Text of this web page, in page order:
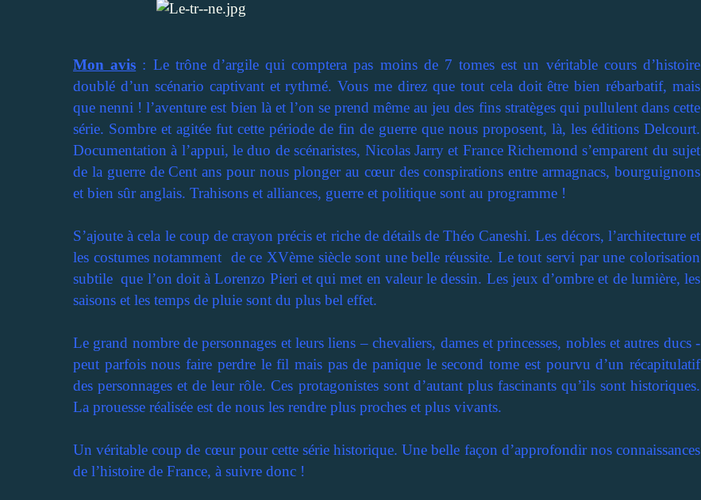
Mon avis : Le trône d’argile qui comptera pas moins de 7 tomes est un véritable cours d’histoire
doublé d’un scénario captivant et rythmé. Vous me direz que tout cela doit être bien rébarbatif, mais
que nenni ! l’aventure est bien là et l’on se prend même au jeu des fins stratèges qui pullulent dans cette
série. Sombre et agitée fut cette période de fin de guerre que nous proposent, là, les éditions Delcourt.
Documentation à l’appui, le duo de scénaristes, Nicolas Jarry et France Richemond s’emparent du sujet
de la guerre de Cent ans pour nous plonger au cœur des conspirations entre armagnacs, bourguignons
et bien sûr anglais. Trahisons et alliances, guerre et politique sont au programme !
S’ajoute à cela le coup de crayon précis et riche de détails de Théo Caneshi. Les décors, l’architecture et
les costumes notamment de ce XVème siècle sont une belle réussite. Le tout servi par une colorisation
subtile que l’on doit à Lorenzo Pieri et qui met en valeur le dessin. Les jeux d’ombre et de lumière, les
saisons et les temps de pluie sont du plus bel effet.
Le grand nombre de personnages et leurs liens – chevaliers, dames et princesses, nobles et autres ducs -
peut parfois nous faire perdre le fil mais pas de panique le second tome est pourvu d’un récapitulatif
des personnages et de leur rôle. Ces protagonistes sont d’autant plus fascinants qu’ils sont historiques.
La prouesse réalisée est de nous les rendre plus proches et plus vivants.
Un véritable coup de cœur pour cette série historique. Une belle façon d’approfondir nos connaissances
de l’histoire de France, à suivre donc !